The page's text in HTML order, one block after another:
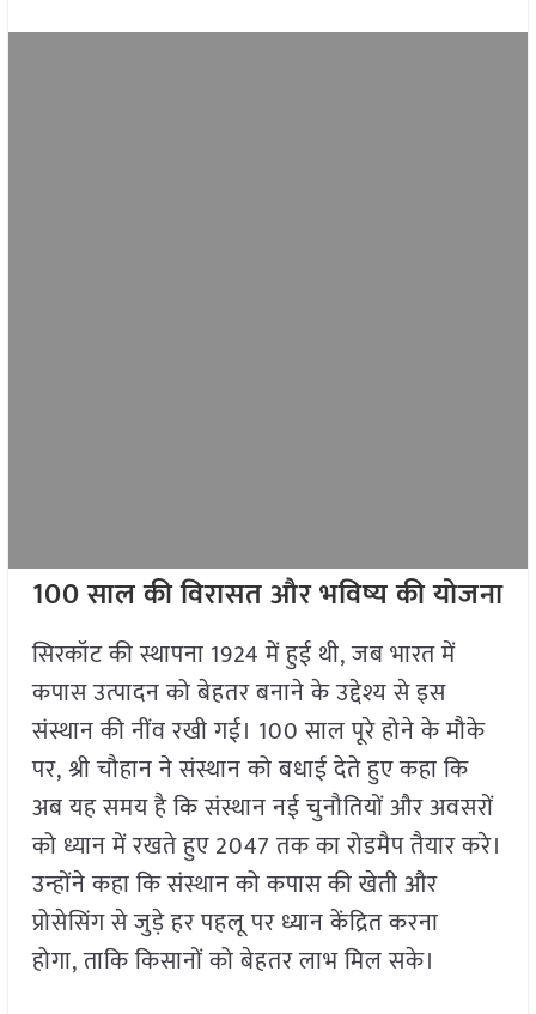
100साल की विरासत और भविष्य की योजना
सिरकॉट की स्थापना 1924 में हुई थी, जब भारत में
कपास उत्पादन को बेहतर बनाने के उद्देश्य से इस
संस्थान की नींव रखी गई। 100 साल पूरे होने के मौके
पर, श्री चौहान ने संस्थान को बधाई देते हुए कहा कि
अब यह समय है कि संस्थान नई चुनौतियों और अवसरों
को ध्यान में रखते हुए 2047 तक का रोडमैप तैयार करे।
उन्होंने कहा कि संस्थान को कपास की खेती और
प्रोसेसिंग से जुड़े हर पहलू पर ध्यान केंद्रित करना
होगा, ताकि किसानों को बेहतर लाभ मिल सके।